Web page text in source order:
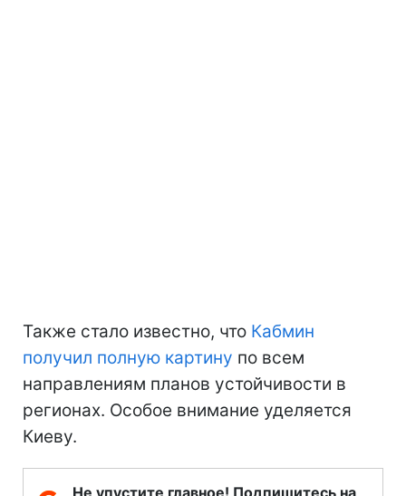
Также стало известно, что Кабмин
получил полную картину по всем
направлениям планов устойчивости в
регионах. Особое внимание уделяется
Киеву.
Не упустите главное! Подпишитесь на